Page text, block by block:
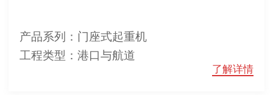
产品系列：门座式起重机
工程类型：港口与航道
了解详情